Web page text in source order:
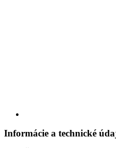
Informácie a technické